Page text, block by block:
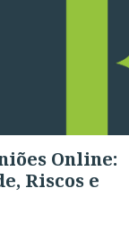
Online:
Riscos e